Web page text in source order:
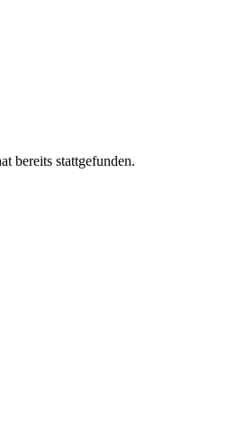
bereits stattgefunden.